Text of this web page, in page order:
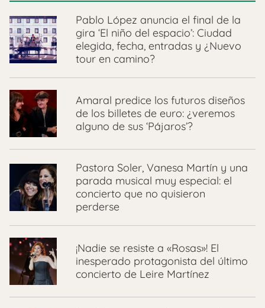
Pablo López anuncia el final de la
gira ‘El niño del espacio’: Ciudad
elegida, fecha, entradas y ¿Nuevo
tour en camino?
Amaral predice los futuros diseños
de los billetes de euro: ¿veremos
alguno de sus ‘Pájaros’?
Pastora Soler, Vanesa Martín y una
parada musical muy especial: el
concierto que no quisieron
perderse
¡Nadie se resiste a «Rosas»! El
inesperado protagonista del último
concierto de Leire Martínez